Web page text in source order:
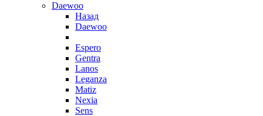
Daewoo
Назад
Daewoo
Espero
Gentra
Lanos
Leganza
Matiz
Nexia
Sens